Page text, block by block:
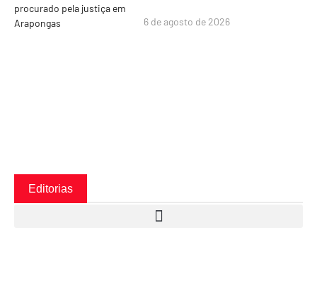
6 de agosto de 2026
Editorias